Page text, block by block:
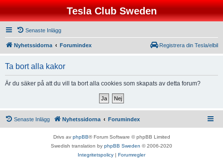
Tesla Club Sweden
Senaste Inlägg
Nyhetssidorna Forumindex Registrera din Tesla/elbil
Ta bort alla kakor
Är du säker på att du vill ta bort alla cookies som skapats av detta forum?
Senaste Inlägg Nyhetssidorna Forumindex
Drivs av phpBB® Forum Software © phpBB Limited
Swedish translation by phpBB Sweden © 2006-2020
Integritetspolicy | Forumregler